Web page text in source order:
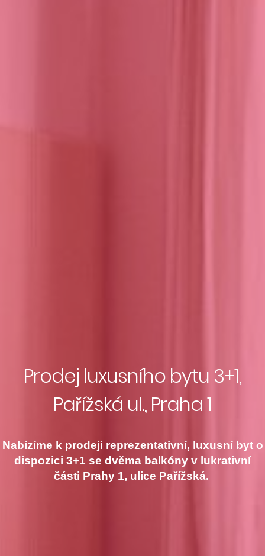
Prodej luxusního bytu 3+1,
Pařížská ul., Praha 1
Nabízíme k prodeji reprezentativní, luxusní byt o
dispozici 3+1 se dvěma balkóny v lukrativní
části Prahy 1, ulice Pařížská.